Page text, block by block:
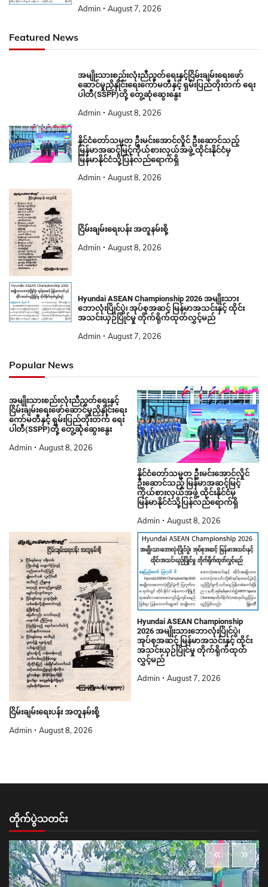
Admin August 7, 2026
Featured News
အမျိုးသားစည်းလုံးညီညွတ်ရေးနှင့်ငြိမ်းချမ်းရေးဖော်
ဆောင်မှုညှိနှိုင်းရေးကော်မတီနှင့် ရှမ်းပြည်တိုးတက် ရေး
ပါတီ(SSPP)တို့ တွေ့ဆုံဆွေးနွေး
Admin August 8, 2026
နိုင်ငံတော်သမ္မတ ဦးမင်းအောင်လှိုင် ဦးဆောင်သည့်
မြန်မာအဆင့်မြင့်ကိုယ်စားလှယ်အဖွဲ့ ထိုင်းနိုင်ငံမှ
မြန်မာနိုင်ငံသို့ပြန်လည်ရောက်ရှိ
Admin August 8, 2026
ငြိမ်းချမ်းရေးပန်း အတူနမ်းစို့
Admin August 8, 2026
Hyundai ASEAN Championship 2026 အမျိုးသား
ဘောလုံးပြိုင်ပွဲ၊ အုပ်စုအဆင့် မြန်မာအသင်းနှင့် ထိုင်း
အသင်းယှဉ်ပြိုင်မှု တိုက်ရိုက်ထုတ်လွှင့်မည်
Admin August 7, 2026
Popular News
အမျိုးသားစည်းလုံးညီညွတ်ရေးနှင့်
ငြိမ်းချမ်းရေးဖော်ဆောင်မှုညှိနှိုင်းရေး
ကော်မတီနှင့် ရှမ်းပြည်တိုးတက် ရေး
ပါတီ(SSPP)တို့ တွေ့ဆုံဆွေးနွေး
Admin August 8, 2026
နိုင်ငံတော်သမ္မတ ဦးမင်းအောင်လှိုင်
ဦးဆောင်သည့် မြန်မာအဆင့်မြင့်
ကိုယ်စားလှယ်အဖွဲ့ ထိုင်းနိုင်ငံမှ
မြန်မာနိုင်ငံသို့ပြန်လည်ရောက်ရှိ
Admin August 8, 2026
ငြိမ်းချမ်းရေးပန်း အတူနမ်းစို့
Admin August 8, 2026
Hyundai ASEAN Championship
2026 အမျိုးသားဘောလုံးပြိုင်ပွဲ၊
အုပ်စုအဆင့် မြန်မာအသင်းနှင့် ထိုင်း
အသင်းယှဉ်ပြိုင်မှု တိုက်ရိုက်ထုတ်
လွှင့်မည်
Admin August 7, 2026
တိုက်ပွဲသတင်း